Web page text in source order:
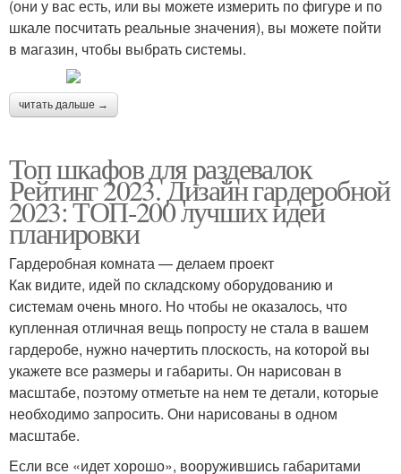
(они у вас есть, или вы можете измерить по фигуре и по
шкале посчитать реальные значения), вы можете пойти
в магазин, чтобы выбрать системы.
читать дальше →
Топ шкафов для раздевалок
Рейтинг 2023. Дизайн гардеробной
2023: ТОП-200 лучших идей
планировки
Гардеробная комната — делаем проект
Как видите, идей по складскому оборудованию и
системам очень много. Но чтобы не оказалось, что
купленная отличная вещь попросту не стала в вашем
гардеробе, нужно начертить плоскость, на которой вы
укажете все размеры и габариты. Он нарисован в
масштабе, поэтому отметьте на нем те детали, которые
необходимо запросить. Они нарисованы в одном
масштабе.
Если все «идет хорошо», вооружившись габаритами